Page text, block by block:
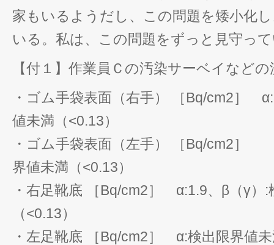
家もいるようだし、この問題を矮小化
いる。私は、この問題をずっと見守っ
【付１】作業員Ｃの汚染サーベイなど
・ゴム手袋表面（右手） ［Bq/cm2］
値未満（<0.13）
・ゴム手袋表面（左手） ［Bq/cm2］
界値未満（<0.13）
・右足靴底 ［Bq/cm2］ α:1.9、β（γ）:
（<0.13）
・左足靴底 ［Bq/cm2］ α:検出限界値